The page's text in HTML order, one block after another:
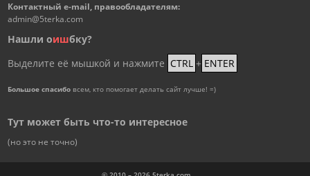
Контактный e-mail, правообладателям:
admin@5terka.com
Нашли оишбку?
Выделите её мышкой и нажмите CTRL + ENTER
Большое спасибовсем, кто помогает делать сайт лучше! =)
Тут может быть что-то интересное
(но это не точно)